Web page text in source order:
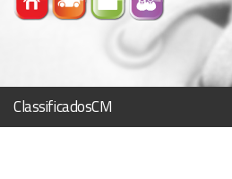
ClassificadosCM